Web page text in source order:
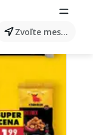
Zvoľte mesto